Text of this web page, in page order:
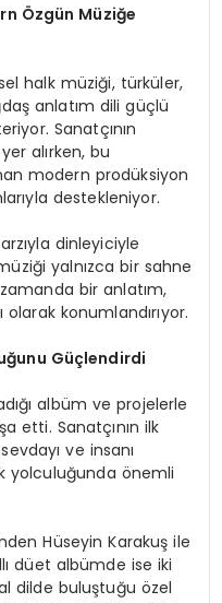
Özgün Müziğe
halk müziği, türküler,
anlatım dili güçlü
Sanatçının
alırken, bu
modern prodüksiyon
destekleniyor.
dinleyiciyle
yalnızca bir sahne
bir anlatım,
olarak konumlandırıyor.
Güçlendirdi
albüm ve projelerle
etti. Sanatçının ilk
ve insanı
yolculuğunda önemli
Hüseyin Karakuş ile
düet albümde ise iki
dilde buluştuğu özel